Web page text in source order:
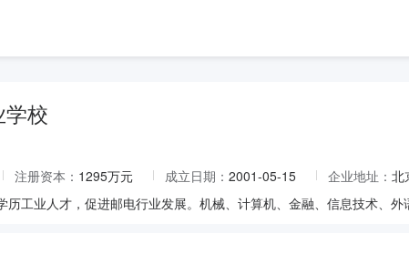
学校
注册资本： 1295万元 成立日期： 2001-05-15 企业地址： 北
历工业人才，促进邮电行业发展。机械、计算机、金融、信息技术、